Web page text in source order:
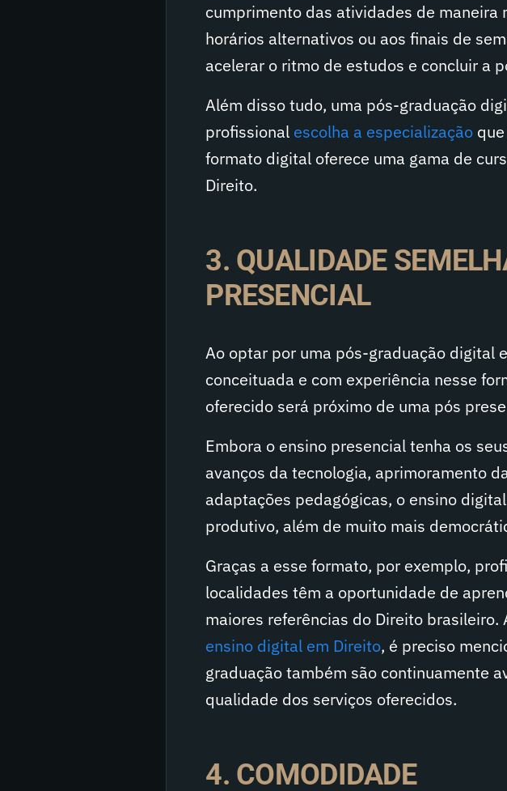
cumprimento das atividades de maneira
horários alternativos ou aos finais de
acelerar o ritmo de estudos e concluir a
Além disso tudo, uma pós-graduação
profissional escolha a especialização
formato digital oferece uma gama de
Direito.
3. QUALIDADE
PRESENCIAL
Ao optar por uma pós-graduação digital
conceituada e com experiência nesse
oferecido será próximo de uma pós
Embora o ensino presencial tenha os
avanços da tecnologia, aprimoramento
adaptações pedagógicas, o ensino
produtivo, além de muito mais
Graças a esse formato, por exemplo,
localidades têm a oportunidade de
maiores referências do Direito
ensino digital em Direito, é preciso
graduação também são continuamente
qualidade dos serviços oferecidos.
4. COMODIDADE